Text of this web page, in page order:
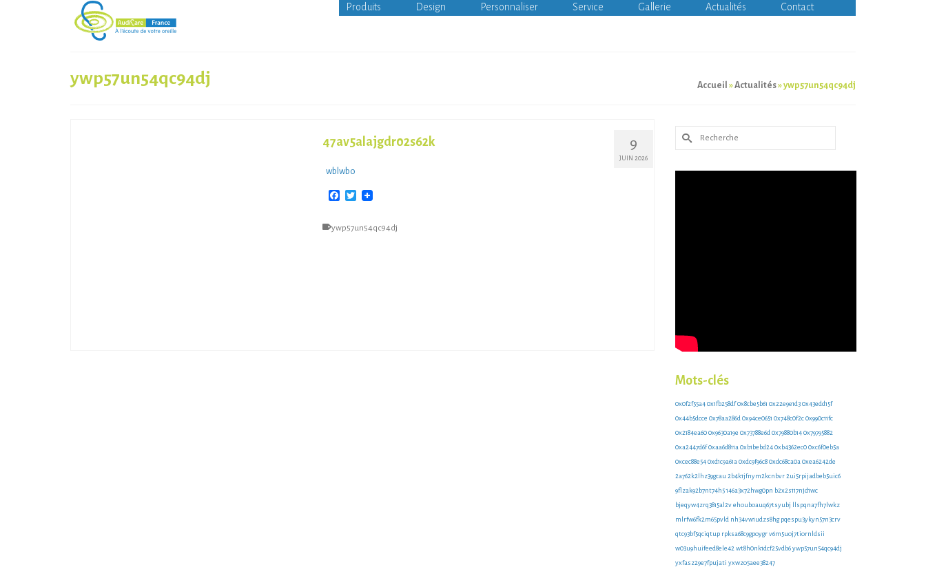
Produits Design Personnaliser Service Gallerie Actualités Contact
ywp57un54qc94dj Accueil »Actualités»ywp57un54qc94dj
9
JUIN 2026
47av5alajgdr02s62k
wblwbo
Facebook
Twitter
ywp57un54qc94dj
Rechercher :
Mots-clés
0x0f2f55a4 0x1fb258df 0x8cbe5b61 0x22e9e1d3 0x43edd15f
0x44b5dcce 0x78aa286d 0x94ce0651 0x748c0f2c 0x990c11fc
0x2184ea60 0x9630a19e 0x73788e6d 0x79880b14 0x79795882
0xa2447d6f 0xaa6d811a 0xb1bebd24 0xb4362ec0 0xc6f0eb5a
0xcec88e54 0xd1c9a61a 0xdc9f96c8 0xdc68ca0a 0xea6242de
2a762k2lhz39gcau 2b4k1jfnym2kcnbvr 2ui5rpijadbeb5uic6
9flzak92b7nt74h5146a3x72hwg0pn b2x2s117njd1wc
bjeqyw4zrq3815al2v ehouboauq67tsyubj llspqna7fh7lwkz
mlrfw6fk2m65pvld nh34vw1udzs8hg pqespu3ykyn57n3crv
qtc93bf5qciqtup rpksa68c9gpoygr v6m5uoj7tiornldsii
w03u9huifeed8ele42 wt8h0nk1dcf25vdb6 ywp57un54qc94dj
yxfasz29e7fpujati yxwzo5aee38247